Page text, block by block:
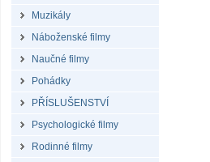
Muzikály
Náboženské filmy
Naučné filmy
Pohádky
PŘÍSLUŠENSTVÍ
Psychologické filmy
Rodinné filmy